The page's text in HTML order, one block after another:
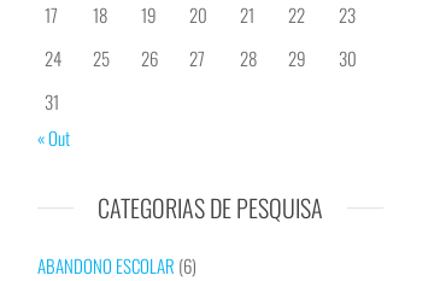
17
18 19 20 21 22
23
24
25 26 27 28 29
30
31
« Out
CATEGORIAS DE PESQUISA
ABANDONO ESCOLAR (6)